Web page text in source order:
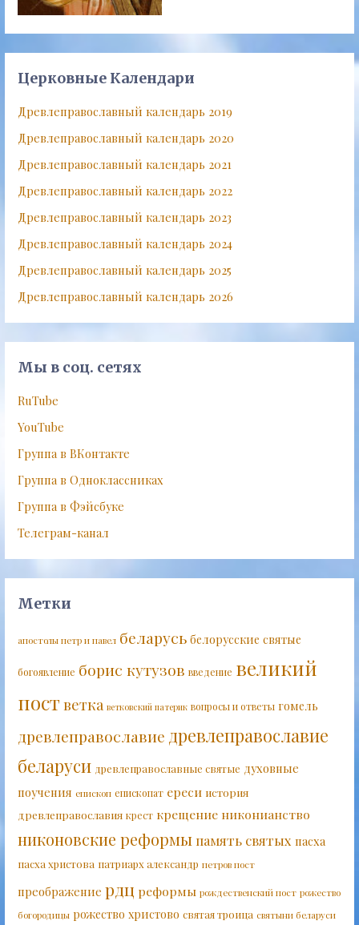
Церковные Календари
Древлеправославный календарь 2019
Древлеправославный календарь 2020
Древлеправославный календарь 2021
Древлеправославный календарь 2022
Древлеправославный календарь 2023
Древлеправославный календарь 2024
Древлеправославный календарь 2025
Древлеправославный календарь 2026
Мы в соц. сетях
RuTube
YouTube
Группа в ВКонтакте
Группа в Одноклассниках
Группа в Фэйсбуке
Телеграм-канал
Метки
апостолы петр и павел беларусь белорусские святые
богоявление борис кутузов введение великий
постветка ветковский патерик вопросы и ответы гомель
древлеправославие древлеправославие
беларуси древлеправославные святые духовные
поучения епископ епископат ереси история
древлеправославия крест крещение никонианство
никоновские реформыпамять святых пасха
пасха христова патриарх александр петров пост
преображение рдц реформы рождественский пост рожество
богородицы рожество христово святая троица святыни беларуси